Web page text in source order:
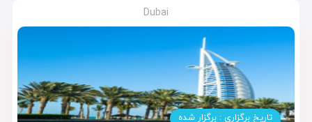
Dubai
تاریخ برگزاری : برگزار شده